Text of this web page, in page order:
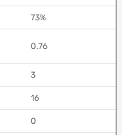
73%
0.76
3
16
0